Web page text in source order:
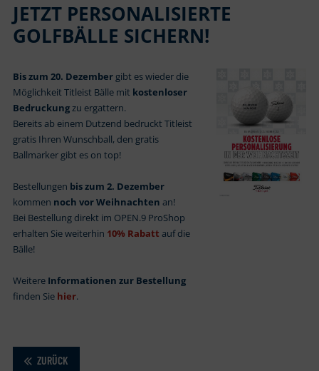
JETZT PERSONALISIERTE
GOLFBÄLLE SICHERN!
Bis zum 20. Dezembergibt es wieder die
Möglichkeit Titleist Bälle mit kostenloser
Bedruckungzu ergattern.
Bereits ab einem Dutzend bedruckt Titleist
gratis Ihren Wunschball, den gratis
Ballmarker gibt es on top!
Bestellungen bis zum 2. Dezember
kommen noch vor Weihnachten an!
Bei Bestellung direkt im OPEN.9 ProShop
erhalten Sie weiterhin 10% Rabatt auf die
Bälle!
Weitere Informationen zur Bestellung
finden Sie hier.
ZURÜCK